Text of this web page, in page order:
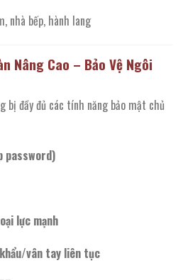
nhà bếp, hành lang
Nâng Cao – Bảo Vệ Ngôi
bị đầy đủ các tính năng bảo mật chủ
password)
lực mạnh
vân tay liên tục